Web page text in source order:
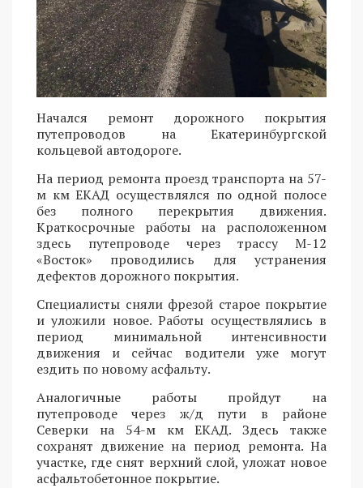
Начался ремонт дорожного покрытия
путепроводов на Екатеринбургской
кольцевой автодороге.
На период ремонта проезд транспорта на 57-
м км ЕКАД осуществлялся по одной полосе
без полного перекрытия движения.
Краткосрочные работы на расположенном
здесь путепроводе через трассу М-12
«Восток» проводились для устранения
дефектов дорожного покрытия.
Специалисты сняли фрезой старое покрытие
и уложили новое. Работы осуществлялись в
период минимальной интенсивности
движения и сейчас водители уже могут
ездить по новому асфальту.
Аналогичные работы пройдут на
путепроводе через ж/д пути в районе
Северки на 54-м км ЕКАД. Здесь также
сохранят движение на период ремонта. На
участке, где снят верхний слой, уложат новое
асфальтобетонное покрытие.